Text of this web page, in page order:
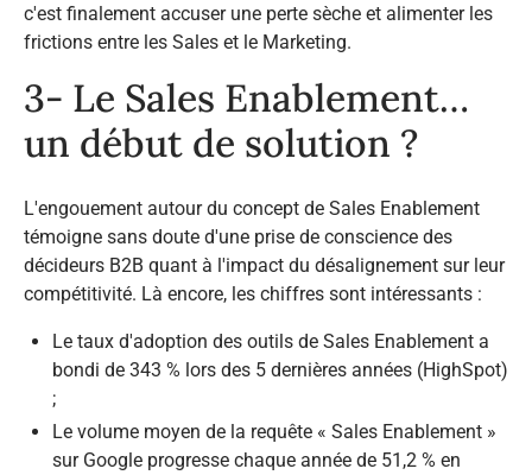
c'est finalement accuser une perte sèche et alimenter les
frictions entre les Sales et le Marketing.
3- Le Sales Enablement…
un début de solution ?​
L'engouement autour du concept de Sales Enablement
témoigne sans doute d'une prise de conscience des
décideurs B2B quant à l'impact du désalignement sur leur
compétitivité. Là encore, les chiffres sont intéressants :​
Le taux d'adoption des outils de Sales Enablement a
bondi de 343 % lors des 5 dernières années (HighSpot)
;
Le volume moyen de la requête « Sales Enablement »
sur Google progresse chaque année de 51,2 % en